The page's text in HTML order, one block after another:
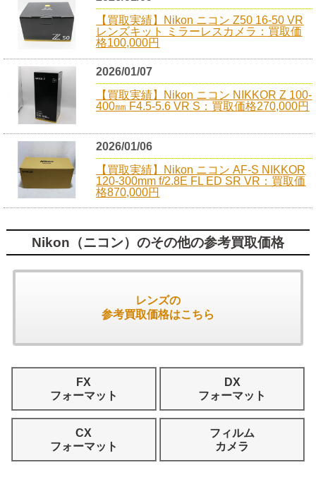
【買取実績】Nikon ニコン Z50 16-50 VR
レンズキット ミラーレスカメラ：買取価
格100,000円
2026/01/07
【買取実績】Nikon ニコン NIKKOR Z 100-
400㎜ F4.5-5.6 VR S：買取価格270,000円
2026/01/06
【買取実績】Nikon ニコン AF-S NIKKOR
120-300mm f/2.8E FL ED SR VR：買取価
格870,000円
Nikon（ニコン）のその他の参考買取価格
レンズの
参考買取価格はこちら
FX
フォーマット
DX
フォーマット
CX
フォーマット
フィルム
カメラ